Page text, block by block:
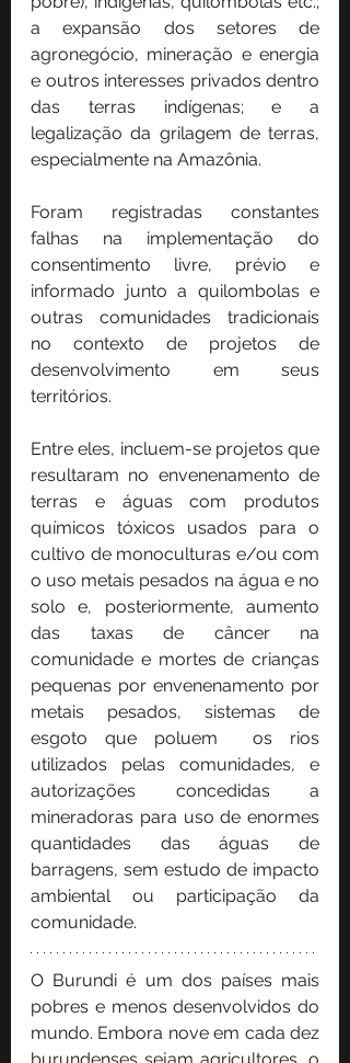
a expansão dos setores de
agronegócio, mineração e energia
e outros interesses privados dentro
das terras indígenas; e a
legalização da grilagem de terras,
especialmente na Amazônia.
Foram registradas constantes
falhas na implementação do
consentimento livre, prévio e
informado junto a quilombolas e
outras comunidades tradicionais
no contexto de projetos de
desenvolvimento em seus
territórios.
Entre eles, incluem-se projetos que
resultaram no envenenamento de
terras e águas com produtos
químicos tóxicos usados ​​para o
cultivo de monoculturas e/ou com
o uso metais pesados ​​na água e no
solo e, posteriormente, aumento
das taxas de câncer na
comunidade e mortes de crianças
pequenas por envenenamento por
metais pesados, sistemas de
esgoto que poluem  os rios
utilizados pelas comunidades, e
autorizações concedidas a
mineradoras para uso de enormes
quantidades das águas de
barragens, sem estudo de impacto
ambiental ou participação da
comunidade.
O Burundi é um dos países mais
pobres e menos desenvolvidos do
mundo. Embora nove em cada dez